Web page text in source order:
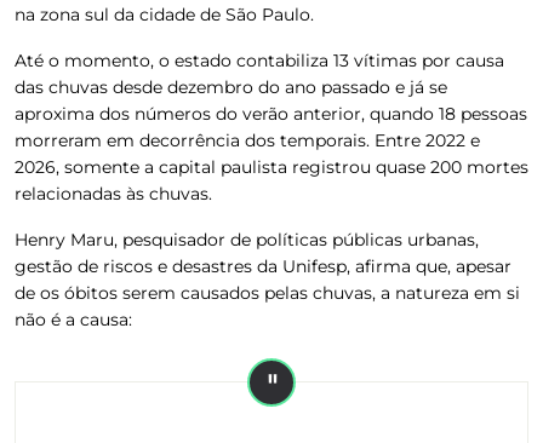
na zona sul da cidade de São Paulo.
Até o momento, o estado contabiliza 13 vítimas por causa
das chuvas desde dezembro do ano passado e já se
aproxima dos números do verão anterior, quando 18 pessoas
morreram em decorrência dos temporais. Entre 2022 e
2026, somente a capital paulista registrou quase 200 mortes
relacionadas às chuvas.
Henry Maru, pesquisador de políticas públicas urbanas,
gestão de riscos e desastres da Unifesp, afirma que, apesar
de os óbitos serem causados pelas chuvas, a natureza em si
não é a causa: